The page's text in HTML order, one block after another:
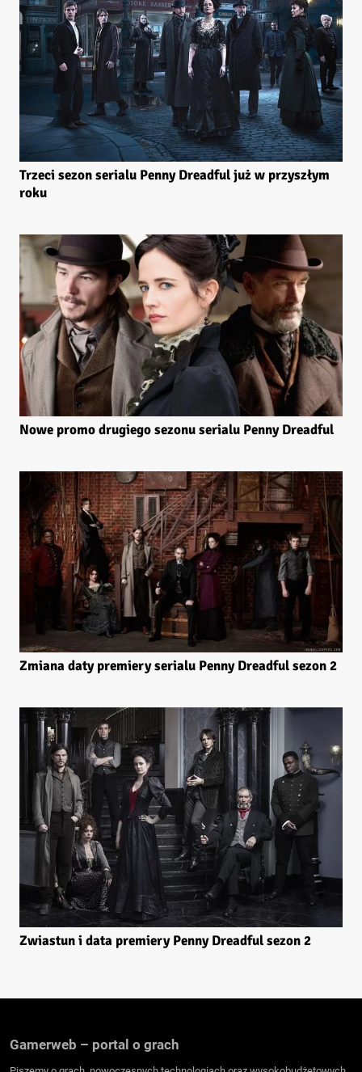
Trzeci sezon serialu Penny Dreadful już w przyszłym
roku
Nowe promo drugiego sezonu serialu Penny Dreadful
Zmiana daty premiery serialu Penny Dreadful sezon 2
Zwiastun i data premiery Penny Dreadful sezon 2
Gamerweb – portal o grach